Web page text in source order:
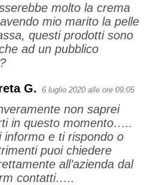
molto la crema
mio marito la pelle
questi prodotti sono
ad un pubblico
G. 6 luglio 2020 alle ore 09:05
non saprei
in questo momento…..
informo e ti rispondo o
puoi chiedere
all’azienda dal
contatti…..